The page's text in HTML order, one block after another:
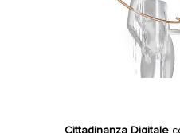
Cittadinanza Digitale